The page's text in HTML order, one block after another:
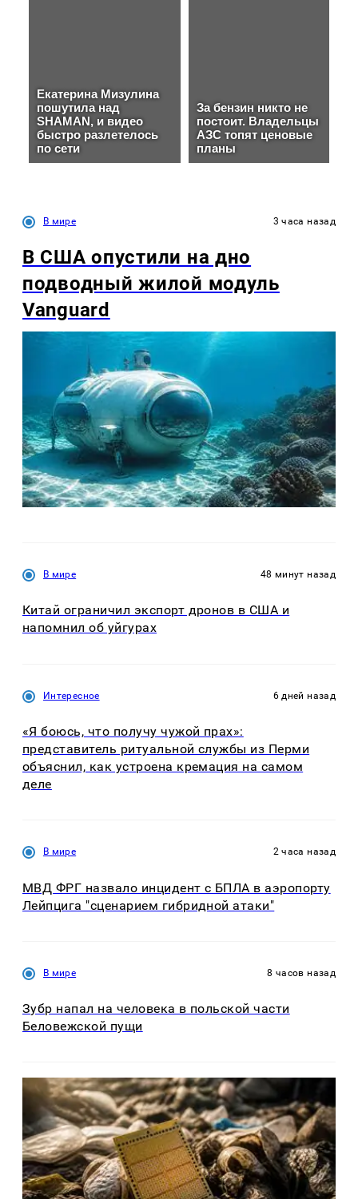
В мире 3 часа назад
В США опустили на дно
подводный жилой модуль
Vanguard
В мире 48 минут назад
Китай ограничил экспорт дронов в США и
напомнил об уйгурах
Интересное 6 дней назад
«Я боюсь, что получу чужой прах»:
представитель ритуальной службы из Перми
объяснил, как устроена кремация на самом
деле
В мире 2 часа назад
МВД ФРГ назвало инцидент с БПЛА в аэропорту
Лейпцига "сценарием гибридной атаки"
В мире 8 часов назад
Зубр напал на человека в польской части
Беловежской пущи